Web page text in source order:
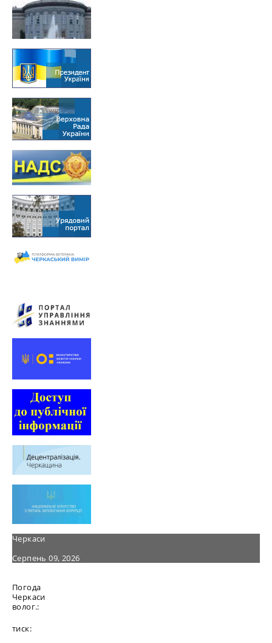
Черкаси
Серпень 09, 2026
Погода
Черкаси
волог.:
тиск: